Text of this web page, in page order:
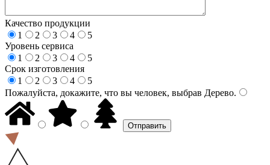
Качество продукции
1
2 3 4
5
Уровень сервиса
1
2 3 4
5
Срок изготовления
1
2 3 4
5
Пожалуйста, докажите, что вы человек, выбрав Дерево.